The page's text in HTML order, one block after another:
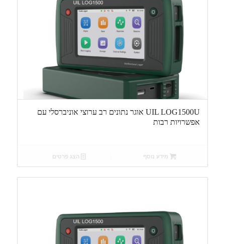
UIL LOG1500U אוגר נתונים רב ערוצי אוניברסלי עם
אפשרויות רבות
מידע נוסף הצג פרטים